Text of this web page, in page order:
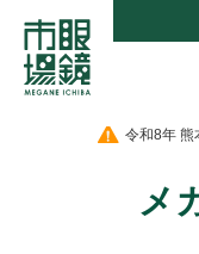
令和8年 熊
メ